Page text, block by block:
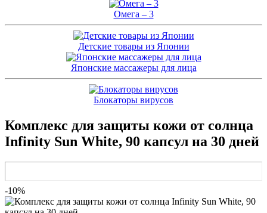
Омега – 3
Детские товары из Японии
Японские массажеры для лица
Блокаторы вирусов
Комплекс для защиты кожи от солнца
Infinity Sun White, 90 капсул на 30 дней
-10%